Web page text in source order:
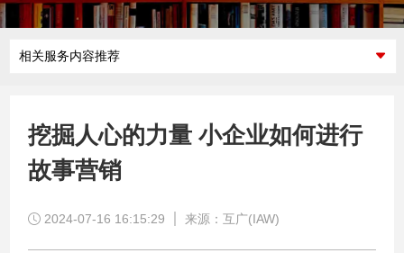
相关服务内容推荐
挖掘人心的力量 小企业如何进行
故事营销
2024-07-16 16:15:29 来源：互广(IAW)